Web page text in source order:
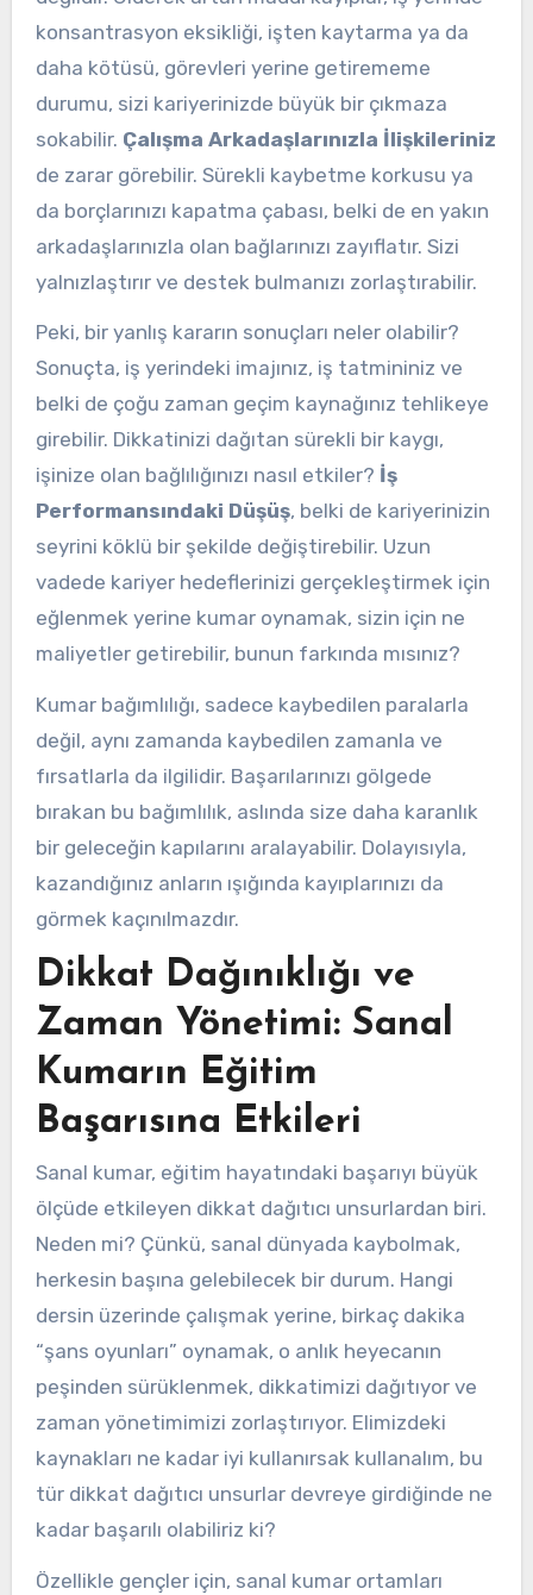
konsantrasyon eksikliği, işten kaytarma ya da
daha kötüsü, görevleri yerine getirememe
durumu, sizi kariyerinizde büyük bir çıkmaza
sokabilir. Çalışma Arkadaşlarınızla İlişkileriniz
de zarar görebilir. Sürekli kaybetme korkusu ya
da borçlarınızı kapatma çabası, belki de en yakın
arkadaşlarınızla olan bağlarınızı zayıflatır. Sizi
yalnızlaştırır ve destek bulmanızı zorlaştırabilir.
Peki, bir yanlış kararın sonuçları neler olabilir?
Sonuçta, iş yerindeki imajınız, iş tatmininiz ve
belki de çoğu zaman geçim kaynağınız tehlikeye
girebilir. Dikkatinizi dağıtan sürekli bir kaygı,
işinize olan bağlılığınızı nasıl etkiler? İş
Performansındaki Düşüş, belki de kariyerinizin
seyrini köklü bir şekilde değiştirebilir. Uzun
vadede kariyer hedeflerinizi gerçekleştirmek için
eğlenmek yerine kumar oynamak, sizin için ne
maliyetler getirebilir, bunun farkında mısınız?
Kumar bağımlılığı, sadece kaybedilen paralarla
değil, aynı zamanda kaybedilen zamanla ve
fırsatlarla da ilgilidir. Başarılarınızı gölgede
bırakan bu bağımlılık, aslında size daha karanlık
bir geleceğin kapılarını aralayabilir. Dolayısıyla,
kazandığınız anların ışığında kayıplarınızı da
görmek kaçınılmazdır.
Dikkat Dağınıklığı ve
Zaman Yönetimi: Sanal
Kumarın Eğitim
Başarısına Etkileri
Sanal kumar, eğitim hayatındaki başarıyı büyük
ölçüde etkileyen dikkat dağıtıcı unsurlardan biri.
Neden mi? Çünkü, sanal dünyada kaybolmak,
herkesin başına gelebilecek bir durum. Hangi
dersin üzerinde çalışmak yerine, birkaç dakika
“şans oyunları” oynamak, o anlık heyecanın
peşinden sürüklenmek, dikkatimizi dağıtıyor ve
zaman yönetimimizi zorlaştırıyor. Elimizdeki
kaynakları ne kadar iyi kullanırsak kullanalım, bu
tür dikkat dağıtıcı unsurlar devreye girdiğinde ne
kadar başarılı olabiliriz ki?
Özellikle gençler için, sanal kumar ortamları